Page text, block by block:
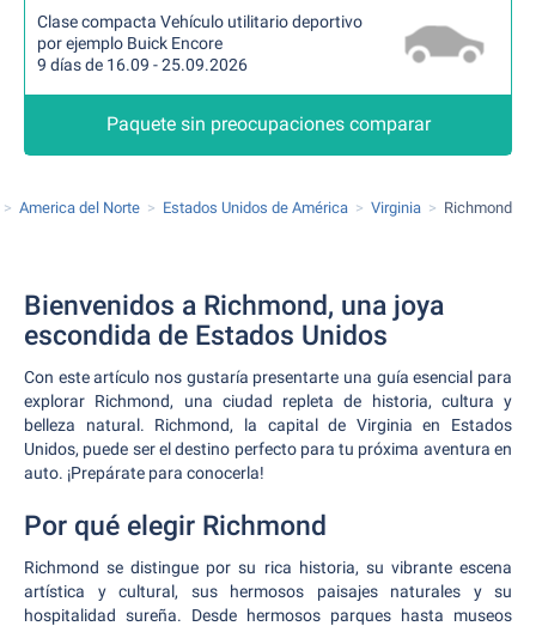
Clase compacta Vehículo utilitario deportivo
por ejemplo Buick Encore
9 días de 16.09 - 25.09.2026
Paquete sin preocupaciones comparar
America del Norte Estados Unidos de América Virginia Richmond
Bienvenidos a Richmond, una joya
escondida de Estados Unidos
Con este artículo nos gustaría presentarte una guía esencial para
explorar Richmond, una ciudad repleta de historia, cultura y
belleza natural. Richmond, la capital de Virginia en Estados
Unidos, puede ser el destino perfecto para tu próxima aventura en
auto. ¡Prepárate para conocerla!
Por qué elegir Richmond
Richmond se distingue por su rica historia, su vibrante escena
artística y cultural, sus hermosos paisajes naturales y su
hospitalidad sureña. Desde hermosos parques hasta museos